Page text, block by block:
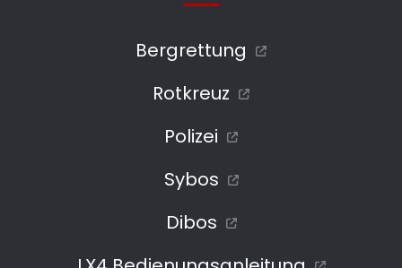
Bergrettung
Rotkreuz
Polizei
Sybos
Dibos